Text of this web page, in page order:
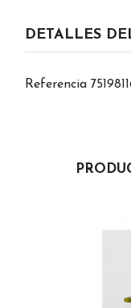
DETALLES
Referencia